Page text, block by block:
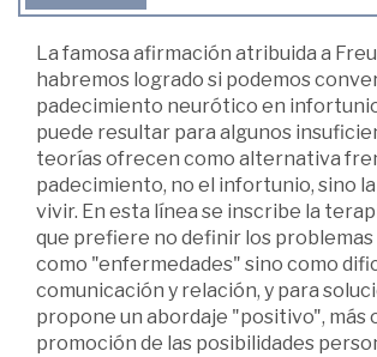
La famosa afirmación atribuida a
habremos logrado si podemos
padecimiento neurótico en
puede resultar para algunos
teorías ofrecen como alternativa
padecimiento, no el infortunio, sino
vivir. En esta línea se inscribe la
que prefiere no definir los problemas
como "enfermedades" sino como
comunicación y relación, y para
propone un abordaje "positivo", más
promoción de las posibilidades